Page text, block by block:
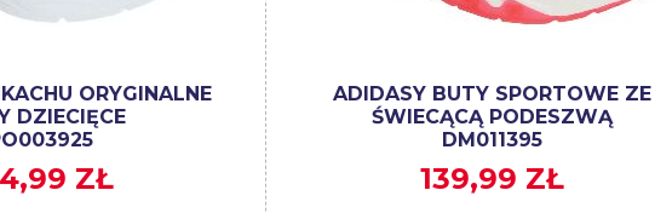
ORYGINALNE
DZIECIĘCE
ZŁ
ADIDASY BUTY SPORTOWE ZE
ŚWIECĄCĄ PODESZWĄ
DM011395
139,99 ZŁ